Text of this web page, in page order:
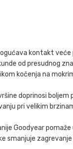
kontakt
od presudnog
kočenja na
doprinosi
pri velikim
Goodyear
smanjuje